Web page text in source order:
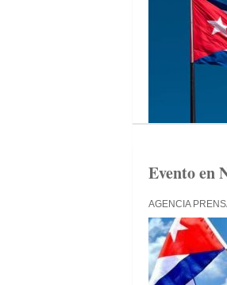
Evento en
AGENCIA